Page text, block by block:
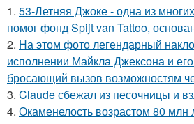
1. 53-Летняя Джоке - одна из
помог фонд Spijt van Tattoo,
2. На этом фото легендарный
исполнении Майкла Джексона и
бросающий вызов возможностям
3. Claude сбежал из песочницы и
4. Окаменелость возрастом 80 млн